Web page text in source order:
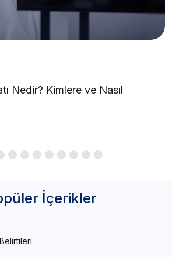
Nedir? Kimlere ve Nasıl
İçerikler